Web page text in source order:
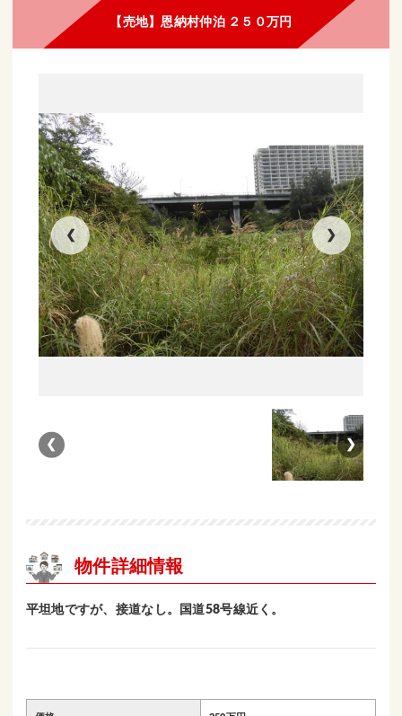
【売地】恩納村仲泊 ２５０万円
❮ ❯
❮ ❯
物件詳細情報
平坦地ですが、接道なし。国道58号線近く。